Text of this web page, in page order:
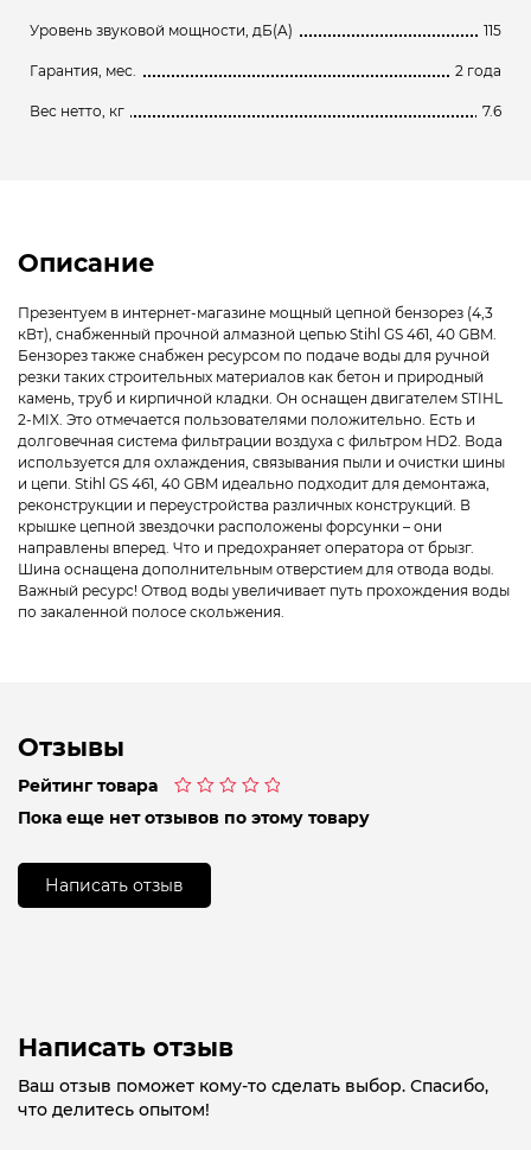
Уровень звуковой мощности, дБ(A) 115
Гарантия, мес. 2 года
Вес нетто, кг 7.6
Описание
Презентуем в интернет-магазине мощный цепной бензорез (4,3
кВт), снабженный прочной алмазной цепью Stihl GS 461, 40 GBM.
Бензорез также снабжен ресурсом по подаче воды для ручной
резки таких строительных материалов как бетон и природный
камень, труб и кирпичной кладки. Он оснащен двигателем STIHL
2-MIX. Это отмечается пользователями положительно. Есть и
долговечная система фильтрации воздуха с фильтром HD2. Вода
используется для охлаждения, связывания пыли и очистки шины
и цепи. Stihl GS 461, 40 GBM идеально подходит для демонтажа,
реконструкции и переустройства различных конструкций. В
крышке цепной звездочки расположены форсунки – они
направлены вперед. Что и предохраняет оператора от брызг.
Шина оснащена дополнительным отверстием для отвода воды.
Важный ресурс! Отвод воды увеличивает путь прохождения воды
по закаленной полосе скольжения.
Отзывы
Рейтинг товара
0
Пока еще нет отзывов по этому товару
Написать отзыв
Написать отзыв
Ваш отзыв поможет кому-то сделать выбор. Спасибо,
что делитесь опытом!